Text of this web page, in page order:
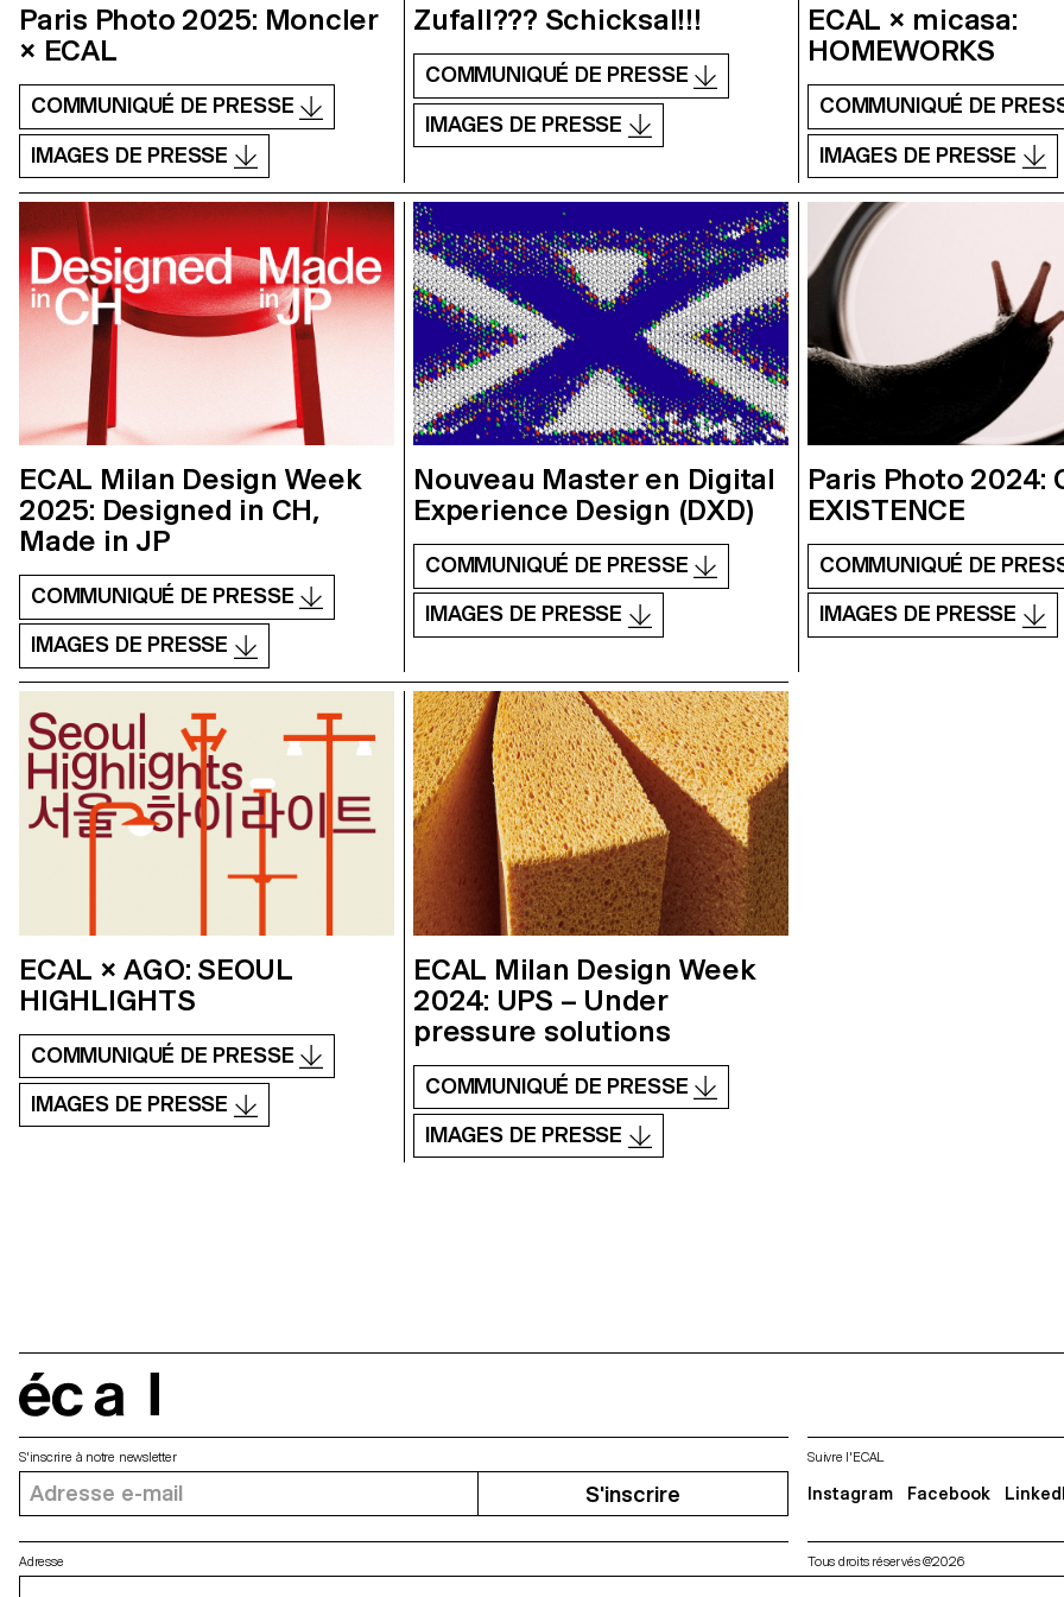
Paris Photo 2025: Moncler
× ECAL
COMMUNIQUÉ DE PRESSE
IMAGES DE PRESSE
Zufall??? Schicksal!!!
COMMUNIQUÉ DE PRESSE
IMAGES DE PRESSE
ECAL × micasa:
HOMEWORKS
COMMUNIQUÉ DE
IMAGES DE PRESSE
ECAL Milan Design Week
2025: Designed in CH,
Made in JP
COMMUNIQUÉ DE PRESSE
IMAGES DE PRESSE
Nouveau Master en Digital
Experience Design (DXD)
COMMUNIQUÉ DE PRESSE
IMAGES DE PRESSE
Paris Photo 2024:
EXISTENCE
COMMUNIQUÉ DE
IMAGES DE PRESSE
ECAL × AGO: SEOUL
HIGHLIGHTS
COMMUNIQUÉ DE PRESSE
IMAGES DE PRESSE
ECAL Milan Design Week
2024: UPS – Under
pressure solutions
COMMUNIQUÉ DE PRESSE
IMAGES DE PRESSE
Adresse
S'inscrire à notre newsletter
S'inscrire
Suivre l'ECAL
Instagram Facebook
Tous droits réservés @2026